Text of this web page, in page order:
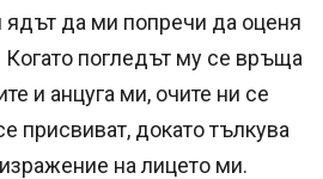
да ми попречи да оценя
Когато погледът му се връща
и анцуга ми, очите ни се
присвиват, докато тълкува
на лицето ми.